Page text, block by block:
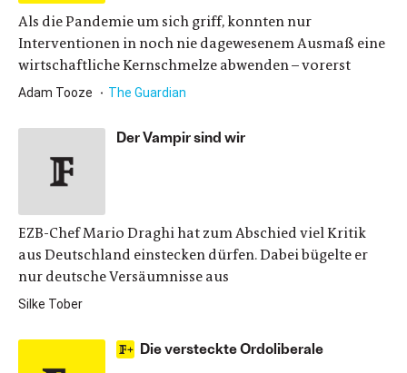
Als die Pandemie um sich griff, konnten nur
Interventionen in noch nie dagewesenem Ausmaß eine
wirtschaftliche Kernschmelze abwenden – vorerst
Adam Tooze The Guardian
Der Vampir sind wir
EZB-Chef Mario Draghi hat zum Abschied viel Kritik
aus Deutschland einstecken dürfen. Dabei bügelte er
nur deutsche Versäumnisse aus
Silke Tober
Die versteckte Ordoliberale